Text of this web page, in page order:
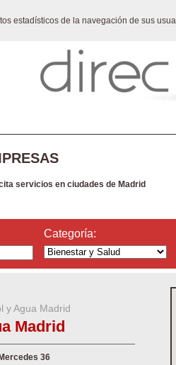
estadísticos de la navegación de sus
servicios en ciudades de Madrid
Categoría:
y Agua Madrid
Madrid
36